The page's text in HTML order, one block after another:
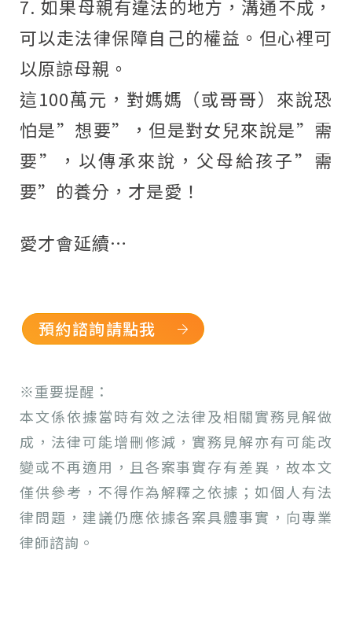
7. 如果母親有違法的地方，溝通不成，
可以走法律保障自己的權益。但心裡可
以原諒母親。
這100萬元，對媽媽（或哥哥）來說恐
怕是”想要”，但是對女兒來說是”需
要”，以傳承來說，父母給孩子”需
要”的養分，才是愛！
愛才會延續…
預約諮詢請點我
※重要提醒：
本文係依據當時有效之法律及相關實務見解做
成，法律可能增刪修減，實務見解亦有可能改
變或不再適用，且各案事實存有差異，故本文
僅供參考，不得作為解釋之依據；如個人有法
律問題，建議仍應依據各案具體事實，向專業
律師諮詢。